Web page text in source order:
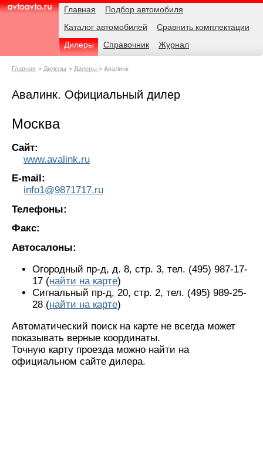
AvtoAvto.ru
Навигация Главная
Подбор автомобиля
Каталог автомобилей
Сравнить комплектации
Дилеры
Справочник Журнал
Родительские
Главная Дилеры Дилеры Авалинк
Авалинк. Официальный дилер
Москва
Сайт:
www.avalink.ru
E-mail:
info1@9871717.ru
Телефоны:
Факс:
Автосалоны:
Огородный пр-д, д. 8, стр. 3, тел. (495) 987-17-
17 (найти на карте)
Сигнальный пр-д, 20, стр. 2, тел. (495) 989-25-
28 (найти на карте)
Автоматический поиск на карте не всегда может
показывать верные координаты.
Точную карту проезда можно найти на
официальном сайте дилера.